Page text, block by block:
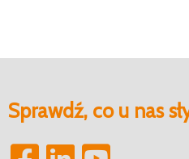
Sprawdź, co u nas